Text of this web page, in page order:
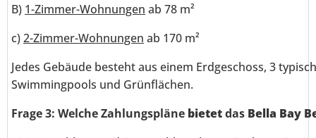
B) 1-Zimmer-Wohnungen ab 78 m²
c)2-Zimmer-Wohnungen ab 170 m²
Jedes Gebäude besteht aus einem Erdgeschoss, 3
Swimmingpools und Grünflächen.
Frage 3: Welche Zahlungspläne bietetdas Bella Bay